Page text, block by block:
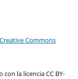
Creative Commons
la licencia CC BY-